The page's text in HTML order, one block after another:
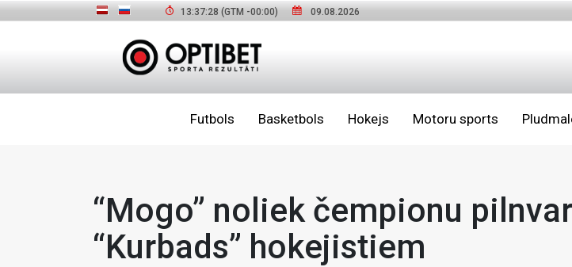
13:37:30 (GTM -00:00) 09.08.2026
Futbols Basketbols Hokejs Motoru sports
“Mogo” noliek čempionu
“Kurbads” hokejistiem